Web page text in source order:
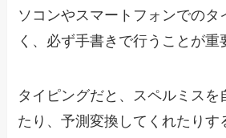
ソコンやスマートフォンでのタ
く、必ず手書きで行うことが重
タイピングだと、スペルミスを
たり、予測変換してくれたりす